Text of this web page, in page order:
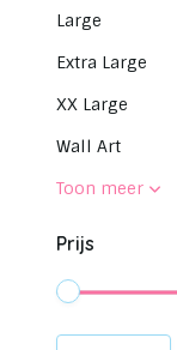
Large
Extra Large
XX Large
Wall Art
Toon meer
Prijs